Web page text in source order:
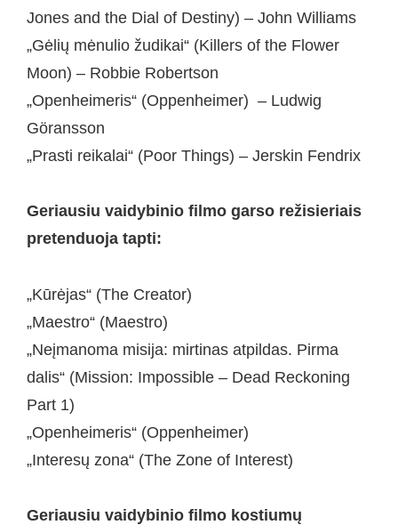
Jones and the Dial of Destiny) – John Williams
„Gėlių mėnulio žudikai“ (Killers of the Flower
Moon) – Robbie Robertson
„Openheimeris“ (Oppenheimer) – Ludwig
Göransson
„Prasti reikalai“ (Poor Things) – Jerskin Fendrix
Geriausiu vaidybinio filmo garso režisieriais
pretenduoja tapti:
„Kūrėjas“ (The Creator)
„Maestro“ (Maestro)
„Neįmanoma misija: mirtinas atpildas. Pirma
dalis“ (Mission: Impossible – Dead Reckoning
Part 1)
„Openheimeris“ (Oppenheimer)
„Interesų zona“ (The Zone of Interest)
Geriausiu vaidybinio filmo kostiumų